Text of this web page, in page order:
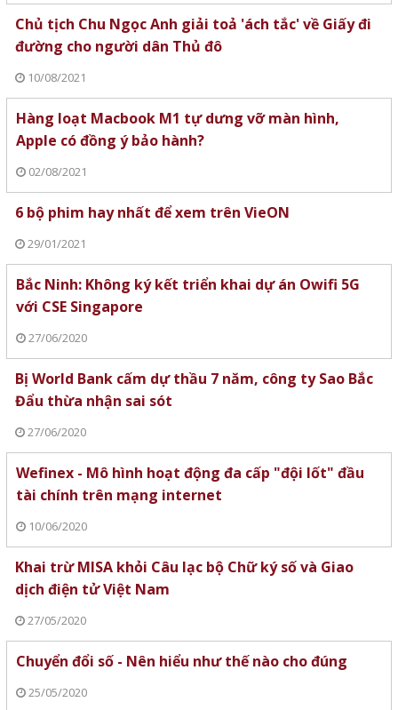
Chủ tịch Chu Ngọc Anh giải toả 'ách tắc' về Giấy đi
đường cho người dân Thủ đô
10/08/2021
Hàng loạt Macbook M1 tự dưng vỡ màn hình,
Apple có đồng ý bảo hành?
02/08/2021
6 bộ phim hay nhất để xem trên VieON
29/01/2021
Bắc Ninh: Không ký kết triển khai dự án Owifi 5G
với CSE Singapore
27/06/2020
Bị World Bank cấm dự thầu 7 năm, công ty Sao Bắc
Đẩu thừa nhận sai sót
27/06/2020
Wefinex - Mô hình hoạt động đa cấp "đội lốt" đầu
tài chính trên mạng internet
10/06/2020
Khai trừ MISA khỏi Câu lạc bộ Chữ ký số và Giao
dịch điện tử Việt Nam
27/05/2020
Chuyển đổi số - Nên hiểu như thế nào cho đúng
25/05/2020